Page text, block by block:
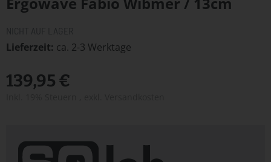
springen
Lieferzeit ca. 2-3 Werktage
139,95 €